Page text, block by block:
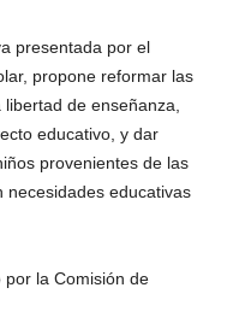
presentada por el
propone reformar las
de enseñanza,
educativo, y dar
provenientes de las
necesidades educativas
por la Comisión de